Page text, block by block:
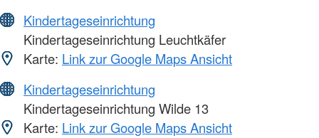
Kindertageseinrichtung
Kindertageseinrichtung Leuchtkäfer
Karte: Link zur Google Maps Ansicht
Kindertageseinrichtung
Kindertageseinrichtung Wilde 13
Karte: Link zur Google Maps Ansicht